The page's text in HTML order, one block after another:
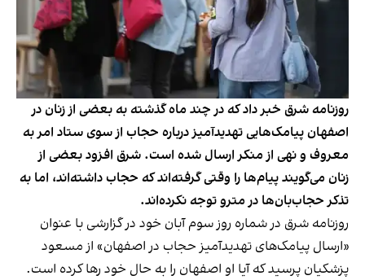
روزنامه شرق خبر داد که در چند ماه گذشته به بعضی از زنان در
اصفهان پیامک‌هایی تهدیدآمیز درباره حجاب از سوی ستاد امر به
معروف و نهی از منکر ارسال شده است. شرق افزود بعضی از
زنان می‌گویند پیام‌ها را وقتی گرفته‌اند که حجاب داشته‌اند، اما به
تذکر حجاب‌بان‌ها در مترو توجه نکرده‌اند.
روزنامه شرق در شماره روز سوم آبان خود در گزارشی با عنوان
«ارسال پیامک‌های تهدیدآمیز حجاب در اصفهان» از مسعود
پزشکیان پرسید که آیا او اصفهان را به حال خود رها کرده است.